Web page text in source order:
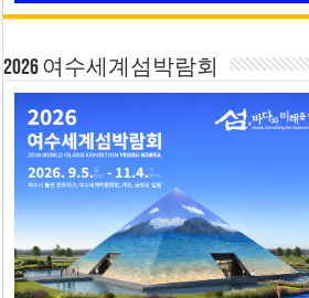
2026 여수세계섬박람회